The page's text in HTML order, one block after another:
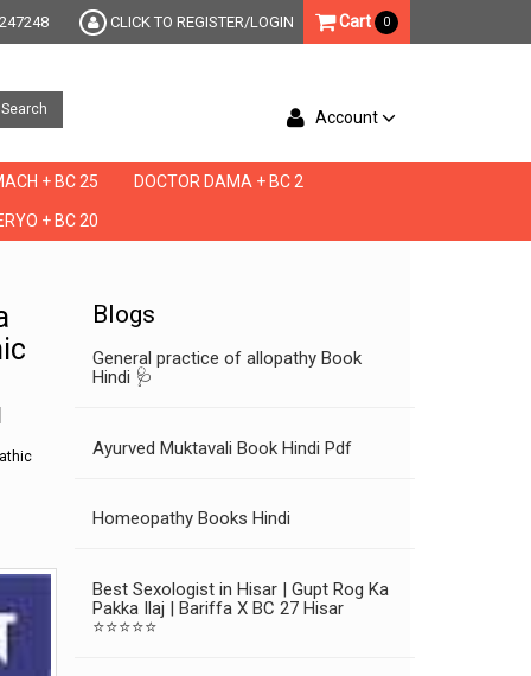
CLICK TO REGISTER/LOGIN Cart 0
Search Account
+ BC 25 DOCTOR DAMA + BC 2
+ BC 20
Blogs
General practice of allopathy Book
Hindi 🩺
Ayurved Muktavali Book Hindi Pdf
Homeopathy Books Hindi
Best Sexologist in Hisar | Gupt Rog Ka
Pakka Ilaj | Bariffa X BC 27 Hisar
⭐⭐⭐⭐⭐